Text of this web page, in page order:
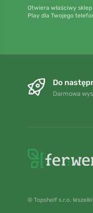
Otwiera właściwy
Play dla Twojego
Do
Darmowa
© Topshelf s.r.o.